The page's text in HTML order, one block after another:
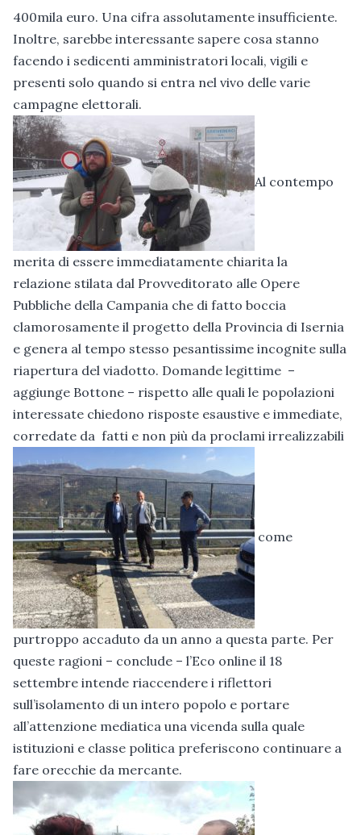
400mila euro. Una cifra assolutamente insufficiente.
Inoltre, sarebbe interessante sapere cosa stanno
facendo i sedicenti amministratori locali, vigili e
presenti solo quando si entra nel vivo delle varie
campagne elettorali.
Al contempo
merita di essere immediatamente chiarita la
relazione stilata dal Provveditorato alle Opere
Pubbliche della Campania che di fatto boccia
clamorosamente il progetto della Provincia di Isernia
e genera al tempo stesso pesantissime incognite sulla
riapertura del viadotto. Domande legittime –
aggiunge Bottone – rispetto alle quali le popolazioni
interessate chiedono risposte esaustive e immediate,
corredate da fatti e non più da proclami irrealizzabili
come
purtroppo accaduto da un anno a questa parte. Per
queste ragioni – conclude – l’Eco online il 18
settembre intende riaccendere i riflettori
sull’isolamento di un intero popolo e portare
all’attenzione mediatica una vicenda sulla quale
istituzioni e classe politica preferiscono continuare a
fare orecchie da mercante.